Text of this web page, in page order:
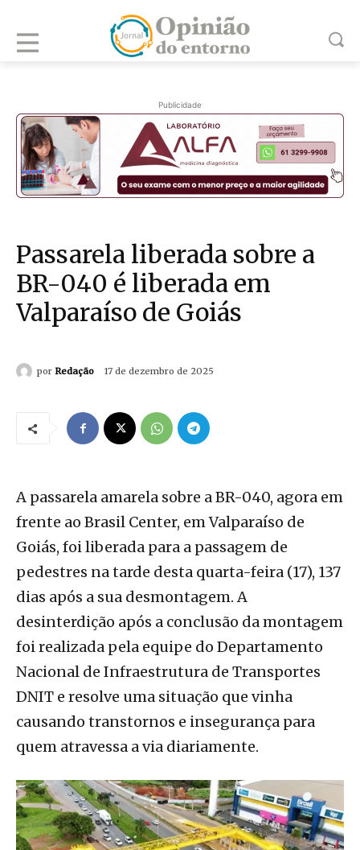
Publicidade
Passarela liberada sobre a
BR-040 é liberada em
Valparaíso de Goiás
por Redação 17 de dezembro de 2025
A passarela amarela sobre a BR-040, agora em
frente ao Brasil Center, em Valparaíso de
Goiás, foi liberada para a passagem de
pedestres na tarde desta quarta-feira (17), 137
dias após a sua desmontagem. A
desinterdição após a conclusão da montagem
foi realizada pela equipe do Departamento
Nacional de Infraestrutura de Transportes
DNIT e resolve uma situação que vinha
causando transtornos e insegurança para
quem atravessa a via diariamente.